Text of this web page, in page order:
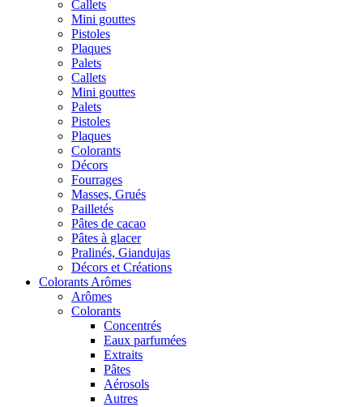
Callets
Mini gouttes
Pistoles
Plaques
Palets
Callets
Mini gouttes
Palets
Pistoles
Plaques
Colorants
Décors
Fourrages
Masses, Grués
Pailletés
Pâtes de cacao
Pâtes à glacer
Pralinés, Giandujas
Décors et Créations
Colorants Arômes
Arômes
Colorants
Concentrés
Eaux parfumées
Extraits
Pâtes
Aérosols
Autres